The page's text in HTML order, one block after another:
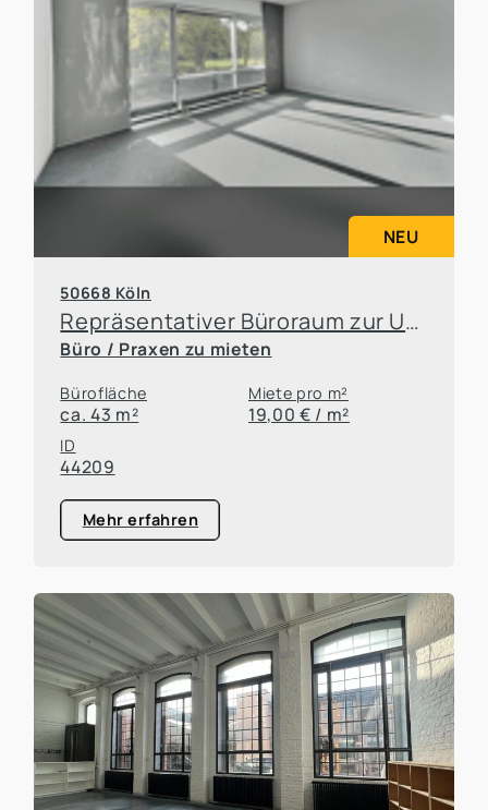
NEU
50668 Köln
Repräsentativer Büroraum zur Untervermietung in attraktiver Kölner Lage
Büro / Praxen zu mieten
Bürofläche
ca. 43 m²
Miete pro m²
19,00 € / m²
ID
44209
Mehr erfahren